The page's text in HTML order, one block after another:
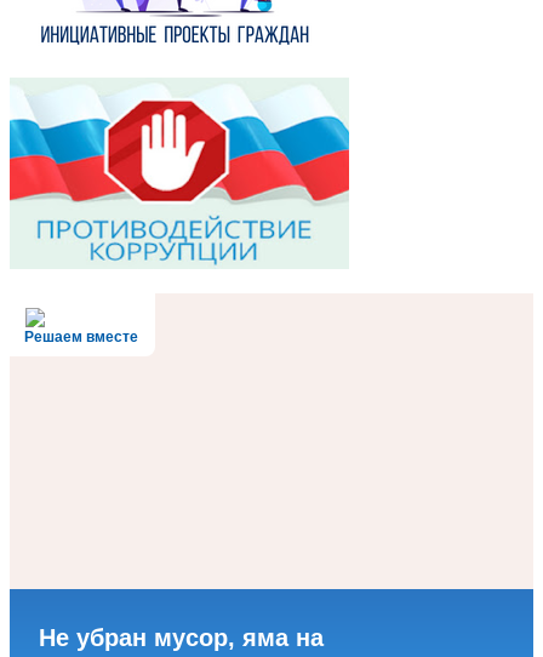
Решаем вместе
Не убран мусор, яма на